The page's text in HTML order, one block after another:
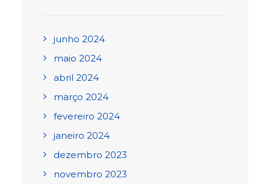
junho 2024
maio 2024
abril 2024
março 2024
fevereiro 2024
janeiro 2024
dezembro 2023
novembro 2023